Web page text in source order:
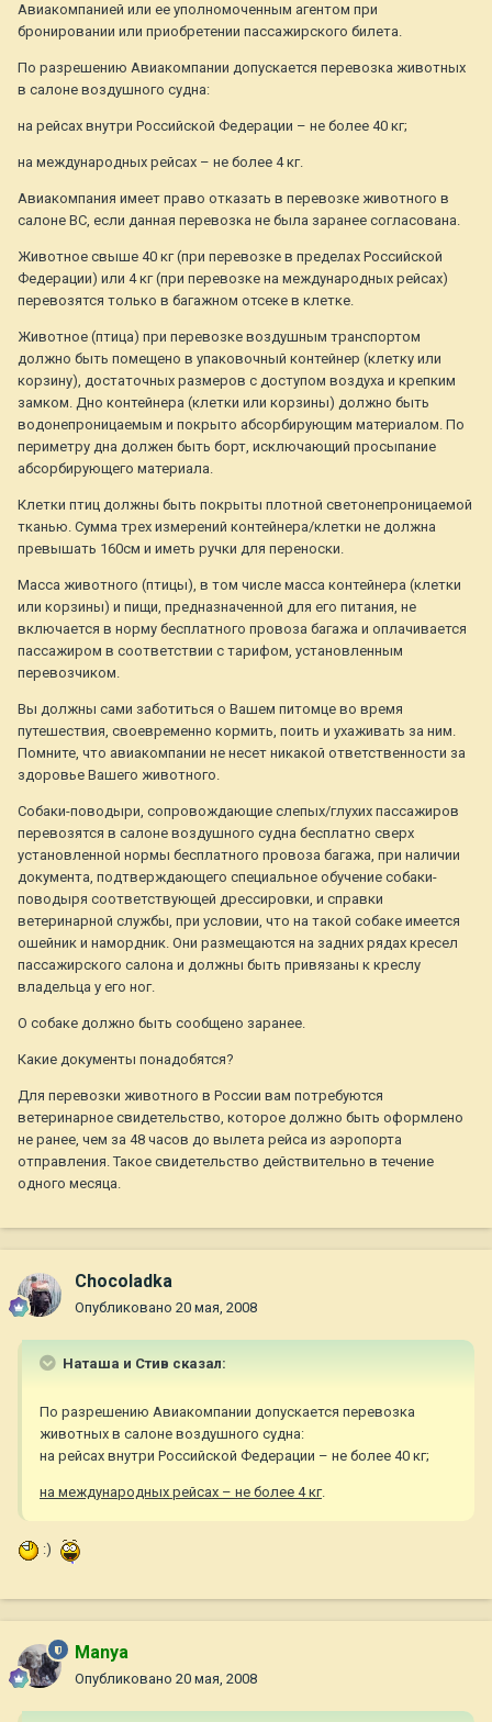
Авиакомпанией или ее уполномоченным агентом при
бронировании или приобретении пассажирского билета.
По разрешению Авиакомпании допускается перевозка животных
в салоне воздушного судна:
на рейсах внутри Российской Федерации – не более 40 кг;
на международных рейсах – не более 4 кг.
Авиакомпания имеет право отказать в перевозке животного в
салоне ВС, если данная перевозка не была заранее согласована.
Животное свыше 40 кг (при перевозке в пределах Российской
Федерации) или 4 кг (при перевозке на международных рейсах)
перевозятся только в багажном отсеке в клетке.
Животное (птица) при перевозке воздушным транспортом
должно быть помещено в упаковочный контейнер (клетку или
корзину), достаточных размеров с доступом воздуха и крепким
замком. Дно контейнера (клетки или корзины) должно быть
водонепроницаемым и покрыто абсорбирующим материалом. По
периметру дна должен быть борт, исключающий просыпание
абсорбирующего материала.
Клетки птиц должны быть покрыты плотной светонепроницаемой
тканью. Сумма трех измерений контейнера/клетки не должна
превышать 160см и иметь ручки для переноски.
Масса животного (птицы), в том числе масса контейнера (клетки
или корзины) и пищи, предназначенной для его питания, не
включается в норму бесплатного провоза багажа и оплачивается
пассажиром в соответствии с тарифом, установленным
перевозчиком.
Вы должны сами заботиться о Вашем питомце во время
путешествия, своевременно кормить, поить и ухаживать за ним.
Помните, что авиакомпании не несет никакой ответственности за
здоровье Вашего животного.
Собаки-поводыри, сопровождающие слепых/глухих пассажиров
перевозятся в салоне воздушного судна бесплатно сверх
установленной нормы бесплатного провоза багажа, при наличии
документа, подтверждающего специальное обучение собаки-
поводыря соответствующей дрессировки, и справки
ветеринарной службы, при условии, что на такой собаке имеется
ошейник и намордник. Они размещаются на задних рядах кресел
пассажирского салона и должны быть привязаны к креслу
владельца у его ног.
О собаке должно быть сообщено заранее.
Какие документы понадобятся?
Для перевозки животного в России вам потребуются
ветеринарное свидетельство, которое должно быть оформлено
не ранее, чем за 48 часов до вылета рейса из аэропорта
отправления. Такое свидетельство действительно в течение
одного месяца.
Chocoladka
Опубликовано 20 мая, 2008
Наташа и Стив сказал:
По разрешению Авиакомпании допускается перевозка
животных в салоне воздушного судна:
на рейсах внутри Российской Федерации – не более 40 кг;
на международных рейсах – не более 4 кг.
:)
Manya
Опубликовано 20 мая, 2008